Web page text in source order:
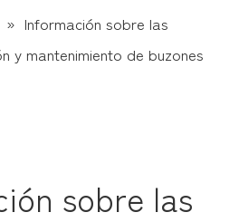
» Información sobre las
y mantenimiento de buzones
sobre las